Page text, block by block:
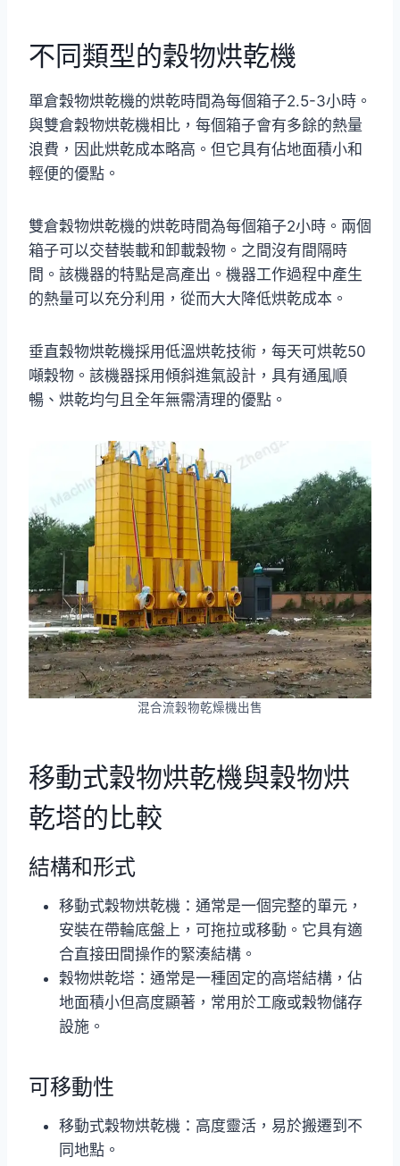
不同類型的穀物烘乾機
單倉穀物烘乾機的烘乾時間為每個箱子2.5-3小時。
與雙倉穀物烘乾機相比，每個箱子會有多餘的熱量
浪費，因此烘乾成本略高。但它具有佔地面積小和
輕便的優點。
雙倉穀物烘乾機的烘乾時間為每個箱子2小時。兩個
箱子可以交替裝載和卸載穀物。之間沒有間隔時
間。該機器的特點是高產出。機器工作過程中產生
的熱量可以充分利用，從而大大降低烘乾成本。
垂直穀物烘乾機採用低溫烘乾技術，每天可烘乾50
噸穀物。該機器採用傾斜進氣設計，具有通風順
暢、烘乾均勻且全年無需清理的優點。
混合流穀物乾燥機出售
移動式穀物烘乾機與穀物烘
乾塔的比較
結構和形式
移動式穀物烘乾機：通常是一個完整的單元，
安裝在帶輪底盤上，可拖拉或移動。它具有適
合直接田間操作的緊湊結構。
穀物烘乾塔：通常是一種固定的高塔結構，佔
地面積小但高度顯著，常用於工廠或穀物儲存
設施。
可移動性
移動式穀物烘乾機：高度靈活，易於搬遷到不
同地點。